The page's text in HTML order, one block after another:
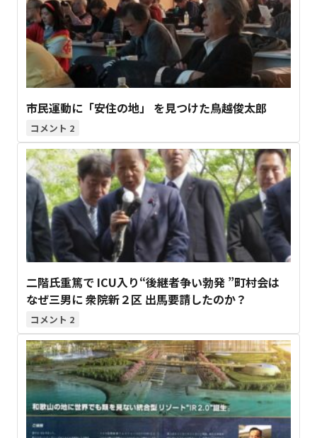
市民運動に「安住の地」 を見つけた鳥越俊太郎
2
二階氏重篤で ICU入り“後継者争い勃発 ”町村会は
なぜ三男に 衆院新２区 出馬要請したのか？
2